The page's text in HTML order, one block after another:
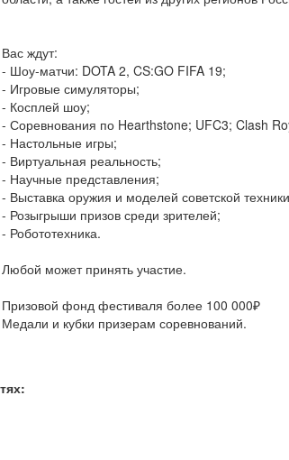
Вас ждут:
- Шоу-матчи: DOTA 2, CS:GO FIFA 19;
- Игровые симуляторы;
- Косплей шоу;
- Соревнования по Hearthstone; UFC3; Clash
- Настольные игры;
- Виртуальная реальность;
- Научные представления;
- Выставка оружия и моделей советской
- Розыгрыши призов среди зрителей;
- Робототехника.
Любой может принять участие.
Призовой фонд фестиваля более 100 000₽
Медали и кубки призерам соревнований.